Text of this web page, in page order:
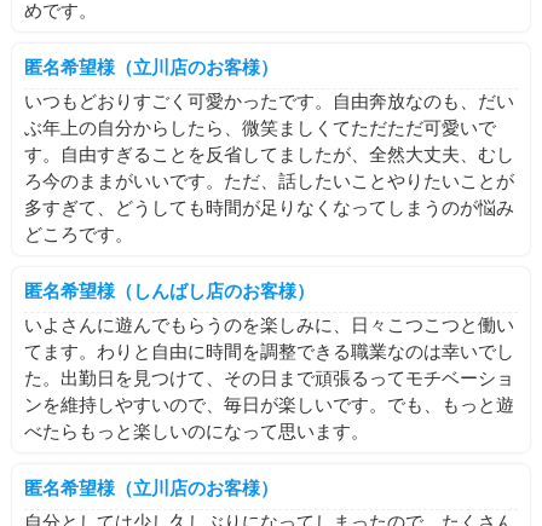
めです。
匿名希望様（立川店のお客様）
いつもどおりすごく可愛かったです。自由奔放なのも、だい
ぶ年上の自分からしたら、微笑ましくてただただ可愛いで
す。自由すぎることを反省してましたが、全然大丈夫、むし
ろ今のままがいいです。ただ、話したいことやりたいことが
多すぎて、どうしても時間が足りなくなってしまうのが悩み
どころです。
匿名希望様（しんばし店のお客様）
いよさんに遊んでもらうのを楽しみに、日々こつこつと働い
てます。わりと自由に時間を調整できる職業なのは幸いでし
た。出勤日を見つけて、その日まで頑張るってモチベーショ
ンを維持しやすいので、毎日が楽しいです。でも、もっと遊
べたらもっと楽しいのになって思います。
匿名希望様（立川店のお客様）